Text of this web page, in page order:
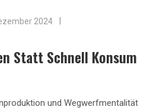
2024 |
Statt Schnell Konsum
und Wegwerfmentalität